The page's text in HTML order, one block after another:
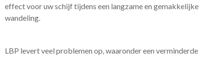
effect voor uw schijf tijdens een langzame en gemakkelijke
wandeling.
LBP levert veel problemen op, waaronder een verminderde